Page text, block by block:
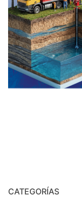
CATEGORÍAS